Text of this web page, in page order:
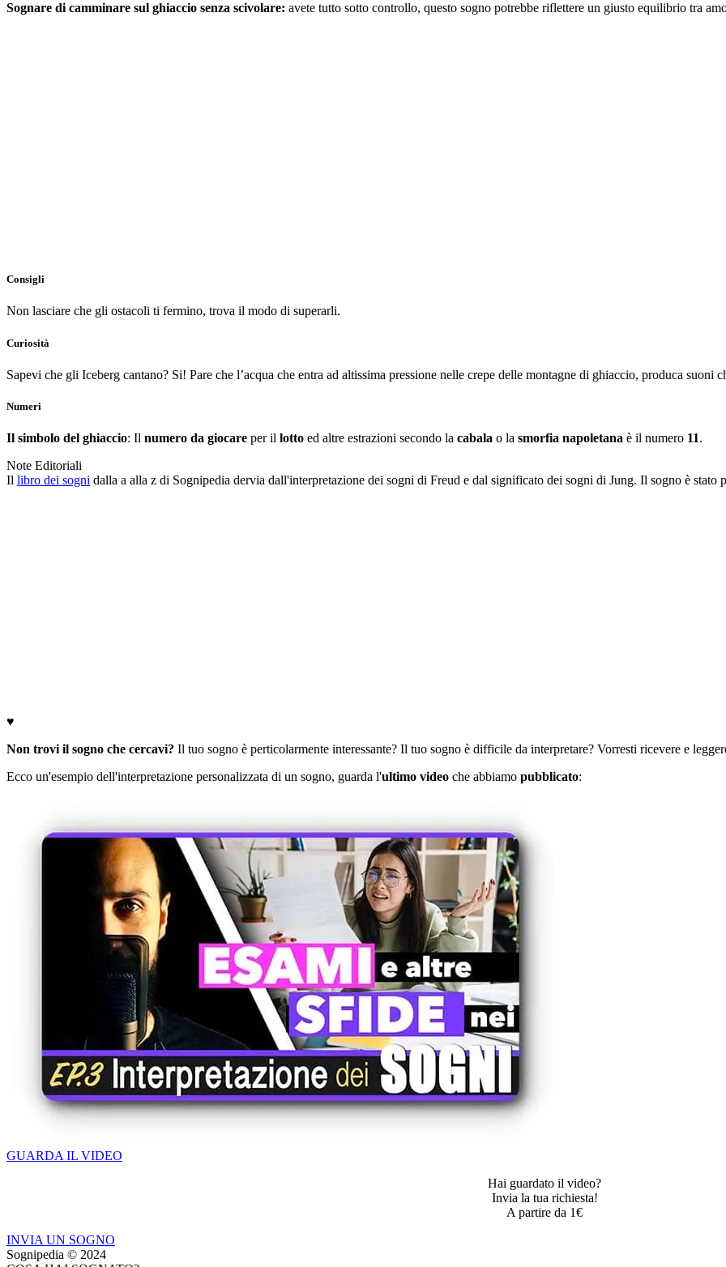
Sognare di camminare sul ghiaccio senza scivolare: avete tutto sotto controllo, questo sogno potrebbe riflettere un giusto equilibrio tra
Consigli
Non lasciare che gli ostacoli ti fermino, trova il modo di superarli.
Curiosità
Sapevi che gli Iceberg cantano? Si! Pare che l’acqua che entra ad altissima pressione nelle crepe delle montagne di ghiaccio, produca suoni
Numeri
Il simbolo del ghiaccio: Il numero da giocare per il lotto ed altre estrazioni secondo la cabala o la smorfia napoletana è il numero 11.
Note Editoriali
Il libro dei sogni dalla a alla z di Sognipedia dervia dall'interpretazione dei sogni di Freud e dal significato dei sogni di Jung. Il sogno è stato
♥
Non trovi il sogno che cercavi? Il tuo sogno è perticolarmente interessante? Il tuo sogno è difficile da interpretare? Vorresti ricevere e
Ecco un'esempio dell'interpretazione personalizzata di un sogno, guarda l'ultimo video che abbiamo pubblicato:
GUARDA IL VIDEO
Hai guardato il video?
Invia la tua richiesta!
A partire da 1€
INVIA UN SOGNO
Sognipedia © 2024